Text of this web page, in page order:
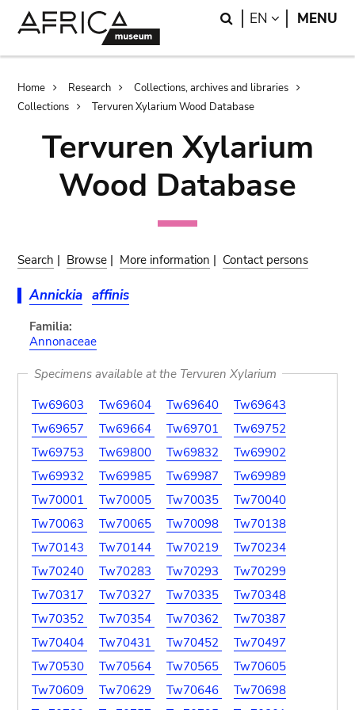
Search
EN LANGUAGE
MENU
Breadcrumb
Home Research
Collections, archives and libraries
Collections
Tervuren Xylarium Wood Database
Tervuren Xylarium
Wood Database
Search | Browse | More information | Contact persons
Annickia affinis
Familia:
Annonaceae
Specimens available at the Tervuren Xylarium
Tw69603
Tw69604 Tw69640
Tw69643
Tw69657
Tw69664 Tw69701
Tw69752
Tw69753
Tw69800 Tw69832
Tw69902
Tw69932
Tw69985 Tw69987
Tw69989
Tw70001
Tw70005 Tw70035
Tw70040
Tw70063
Tw70065 Tw70098
Tw70138
Tw70143
Tw70144 Tw70219
Tw70234
Tw70240
Tw70283 Tw70293
Tw70299
Tw70317
Tw70327 Tw70335
Tw70348
Tw70352
Tw70354 Tw70362
Tw70387
Tw70404
Tw70431 Tw70452
Tw70497
Tw70530
Tw70564 Tw70565
Tw70605
Tw70609
Tw70629 Tw70646
Tw70698